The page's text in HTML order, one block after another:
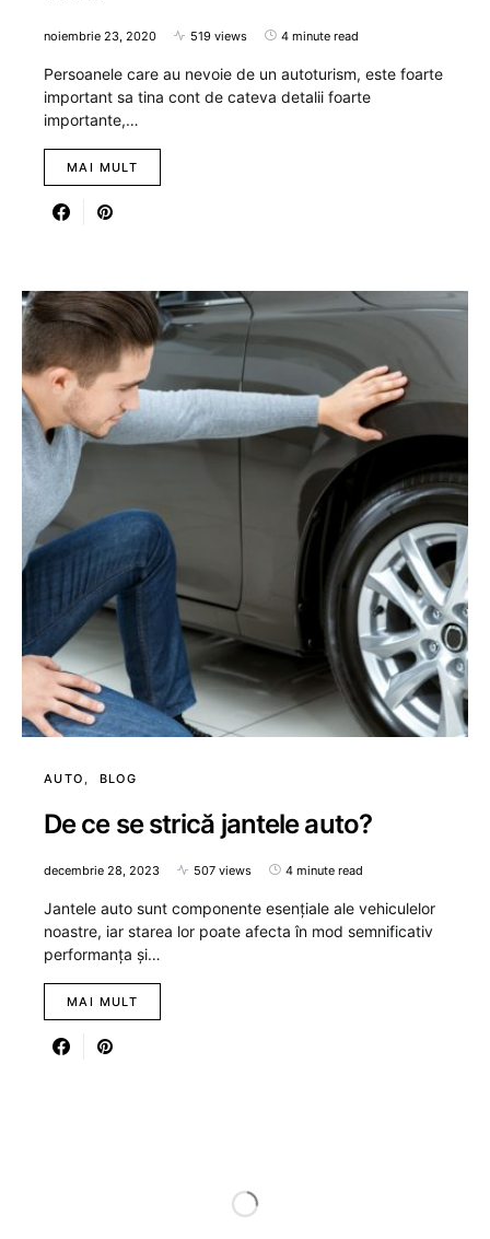
noiembrie 23, 2020 519 views 4 minute read
Persoanele care au nevoie de un autoturism, este foarte
important sa tina cont de cateva detalii foarte
importante,…
MAI MULT
AUTO BLOG
De ce se strică jantele auto?
decembrie 28, 2023 507 views 4 minute read
Jantele auto sunt componente esențiale ale vehiculelor
noastre, iar starea lor poate afecta în mod semnificativ
performanța și…
MAI MULT